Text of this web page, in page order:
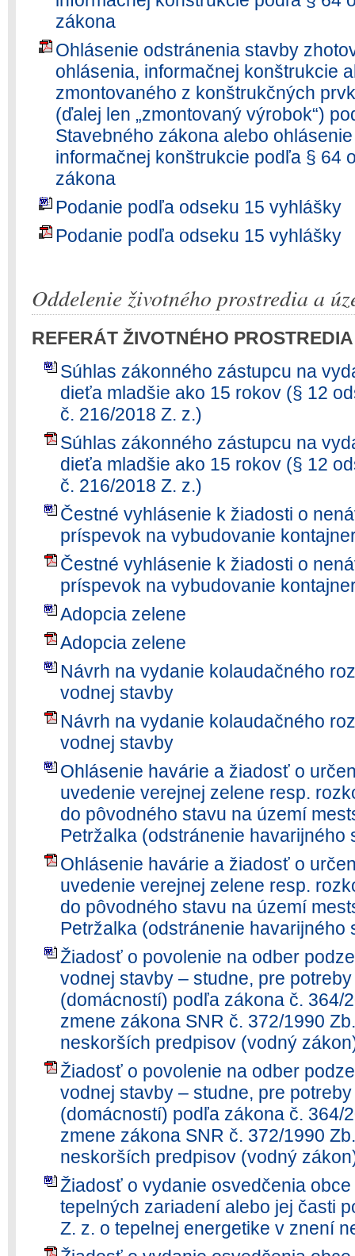
zákona
Ohlásenie odstránenia stavby
ohlásenia, informačnej konštrukcie
zmontovaného z konštrukčných
(ďalej len „zmontovaný výrobok“)
Stavebného zákona alebo
informačnej konštrukcie podľa § 64
zákona
Podanie podľa odseku 15 vyhlášky
Podanie podľa odseku 15 vyhlášky
Oddelenie životného prostredia a
REFERÁT ŽIVOTNÉHO
Súhlas zákonného zástupcu na
dieťa mladšie ako 15 rokov (§ 12
č. 216/2018 Z. z.)
Súhlas zákonného zástupcu na
dieťa mladšie ako 15 rokov (§ 12
č. 216/2018 Z. z.)
Čestné vyhlásenie k žiadosti o
príspevok na vybudovanie
Čestné vyhlásenie k žiadosti o
príspevok na vybudovanie
Adopcia zelene
Adopcia zelene
Návrh na vydanie kolaudačného
vodnej stavby
Návrh na vydanie kolaudačného
vodnej stavby
Ohlásenie havárie a žiadosť o
uvedenie verejnej zelene resp.
do pôvodného stavu na území
Petržalka (odstránenie havarijného
Ohlásenie havárie a žiadosť o
uvedenie verejnej zelene resp.
do pôvodného stavu na území
Petržalka (odstránenie havarijného
Žiadosť o povolenie na odber
vodnej stavby – studne, pre
(domácností) podľa zákona č. 364/
zmene zákona SNR č. 372/1990
neskorších predpisov (vodný
Žiadosť o povolenie na odber
vodnej stavby – studne, pre
(domácností) podľa zákona č. 364/
zmene zákona SNR č. 372/1990
neskorších predpisov (vodný
Žiadosť o vydanie osvedčenia
tepelných zariadení alebo jej časti
Z. z. o tepelnej energetike v znení